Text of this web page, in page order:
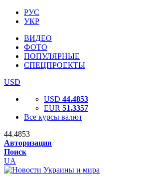
РУС
УКР
ВИДЕО
ФОТО
ПОПУЛЯРНЫЕ
СПЕЦПРОЕКТЫ
USD
USD 44.4853
EUR 51.3357
Все курсы валют
44.4853
Авторизация
Поиск
UA